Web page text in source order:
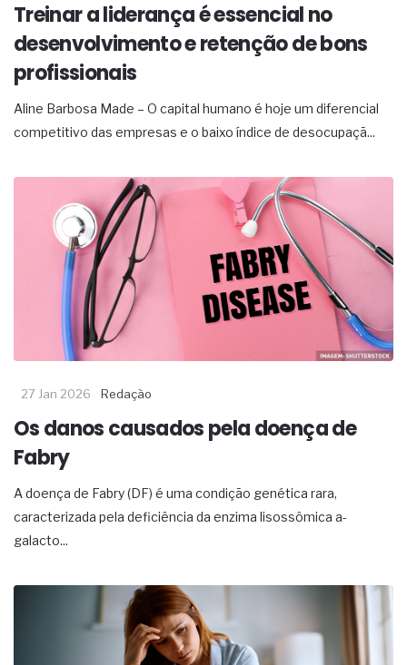
Treinar a liderança é essencial no
desenvolvimento e retenção de bons
profissionais
Aline Barbosa Made – O capital humano é hoje um diferencial
competitivo das empresas e o baixo índice de desocupaçã...
27 Jan 2026 Redação
Os danos causados pela doença de
Fabry
A doença de Fabry (DF) é uma condição genética rara,
caracterizada pela deficiência da enzima lisossômica a-
galacto...